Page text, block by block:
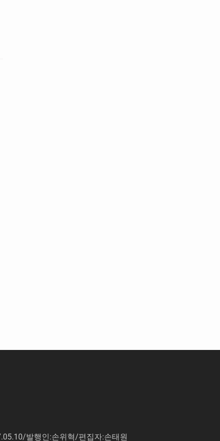
발행인:손위혁/편집자:손태원